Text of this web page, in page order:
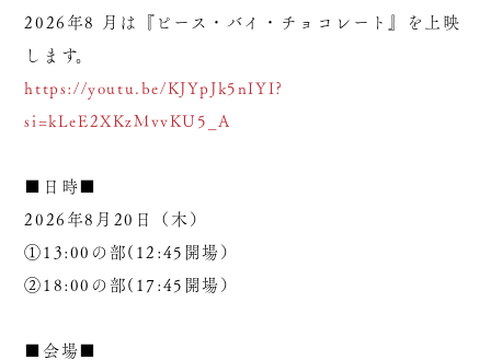
2026年8 月は『ピース・バイ・チョコレート』を上映
します。
https://youtu.be/KJYpJk5nIYI?
si=kLeE2XKzMvvKU5_A
■日時■
2026年8月20日（木）
①13:00の部(12:45開場）
②18:00の部(17:45開場）
■会場■